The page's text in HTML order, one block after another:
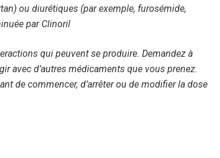
ou diurétiques (par exemple, furosémide,
par Clinoril
qui peuvent se produire. Demandez à
avec d’autres médicaments que vous prenez.
de commencer, d’arrêter ou de modifier la dose